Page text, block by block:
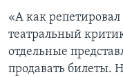
«А как
театральный
отдельные
продавать билеты.